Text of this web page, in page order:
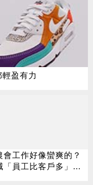
盈有力
會工作好像蠻爽的？
「員工比客戶多」內
真相